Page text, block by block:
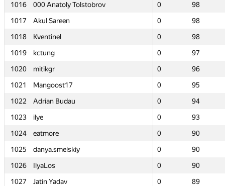
1016
000 Anatoly Tolstobrov 0
98
1017
Akul Sareen 0
98
1018
Kventinel 0
98
1019
kctung 0
97
1020
mitikgr 0
96
1021
Mangoost17 0
95
1022
Adrian Budau 0
94
1023
ilye 0
93
1024
eatmore 0
90
1025
danya.smelskiy 0
90
1026
IlyaLos 0
90
1027
Jatin Yadav 0
89
1016
000 Anatoly Tolstobrov 0
98
1017
Akul Sareen 0
98
1018
Kventinel 0
98
1019
kctung 0
97
1020
mitikgr 0
96
1021
Mangoost17 0
95
1022
Adrian Budau 0
94
1023
ilye 0
93
1024
eatmore 0
90
1025
danya.smelskiy 0
90
1026
IlyaLos 0
90
1027
Jatin Yadav 0
89